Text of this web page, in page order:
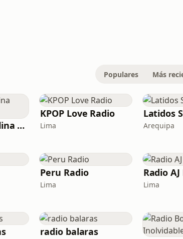
Populares Más
Gaceta Ucayalina Radio
KPOP Love Radio
Lima
Latidos
Arequipa
Peru Radio
Lima
Radio
Lima
radio balaras